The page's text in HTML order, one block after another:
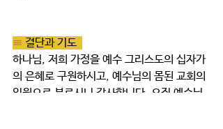
≡ 결단과 기도
하나님, 저희 가정을 예수 그리스도의 십자가
의 은혜로 구원하시고, 예수님의 몸된 교회의
일원으로 부르시니 감사합니다. 오직 예수님